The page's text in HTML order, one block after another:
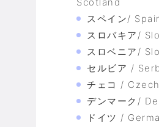
スペイン/
スロバキア/
スロベニア/
セルビア /
チェコ / Czech
デンマーク/
ドイツ /